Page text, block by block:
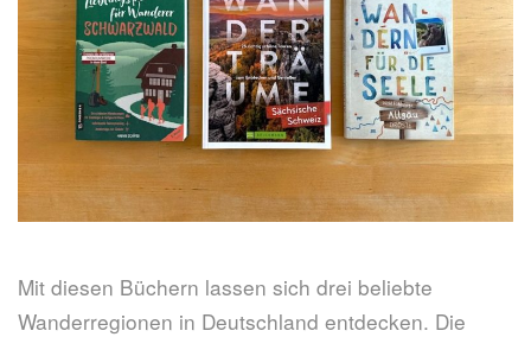
INFOS & KONTAKT
DATENSCHUTZ
IMPRESSUM
Mit diesen Büchern lassen sich drei beliebte
Wanderregionen in Deutschland entdecken. Die